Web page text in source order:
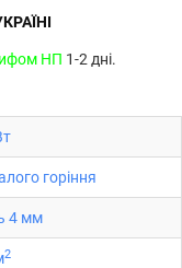
НП 1-2 дні.
горіння
4 мм
2